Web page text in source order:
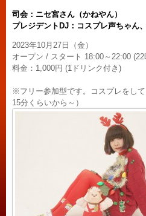
司会：ニセ宮さん（かねやん）
プレジデントDJ：コスプレ声ちゃん
2023年10月27日（金）
オープン / スタート 18:00～22:00
料金：1,000円 (1ドリンク付き)
※フリー参加型です。コスプレをし
15分くらいから～）